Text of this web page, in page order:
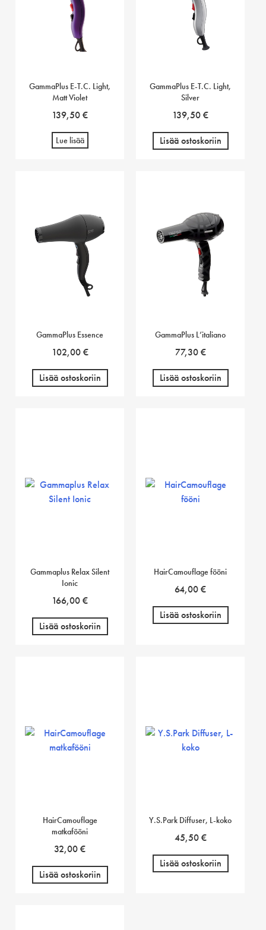
GammaPlus E-T.C. Light,
Matt Violet
139,50€
Lue lisää
GammaPlus E-T.C. Light,
Silver
139,50€
Lisää ostoskoriin
GammaPlus Essence
102,00€
Lisää ostoskoriin
GammaPlus L’italiano
77,30€
Lisää ostoskoriin
Gammaplus Relax Silent
Ionic
166,00€
Lisää ostoskoriin
HairCamouflage fööni
64,00€
Lisää ostoskoriin
HairCamouflage
matkafööni
32,00€
Lisää ostoskoriin
Y.S.Park Diffuser, L-koko
45,50€
Lisää ostoskoriin